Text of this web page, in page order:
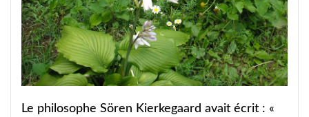
Le philosophe Sören Kierkegaard avait écrit : «